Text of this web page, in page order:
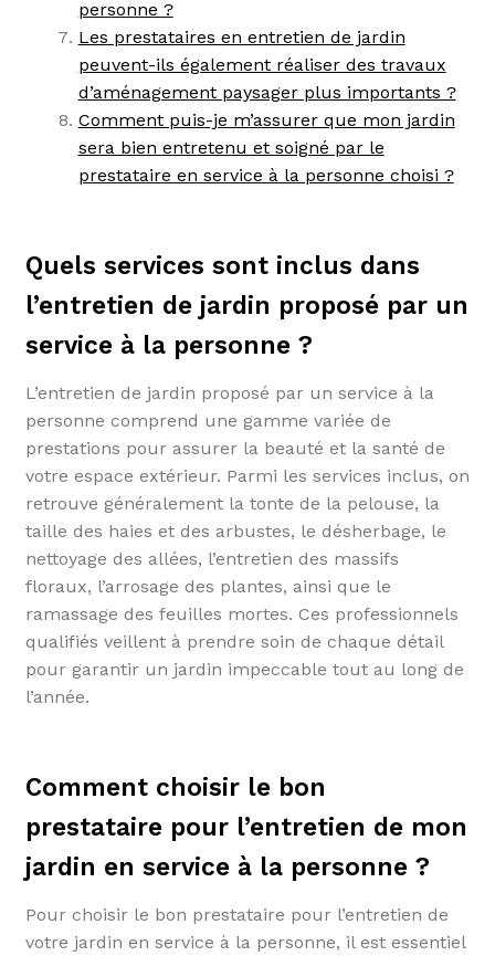
personne ?
Les prestataires en entretien de jardin
peuvent-ils également réaliser des travaux
d’aménagement paysager plus importants ?
Comment puis-je m’assurer que mon jardin
sera bien entretenu et soigné par le
prestataire en service à la personne choisi ?
Quels services sont inclus dans
l’entretien de jardin proposé par un
service à la personne ?
L’entretien de jardin proposé par un service à la
personne comprend une gamme variée de
prestations pour assurer la beauté et la santé de
votre espace extérieur. Parmi les services inclus, on
retrouve généralement la tonte de la pelouse, la
taille des haies et des arbustes, le désherbage, le
nettoyage des allées, l’entretien des massifs
floraux, l’arrosage des plantes, ainsi que le
ramassage des feuilles mortes. Ces professionnels
qualifiés veillent à prendre soin de chaque détail
pour garantir un jardin impeccable tout au long de
l’année.
Comment choisir le bon
prestataire pour l’entretien de mon
jardin en service à la personne ?
Pour choisir le bon prestataire pour l’entretien de
votre jardin en service à la personne, il est essentiel